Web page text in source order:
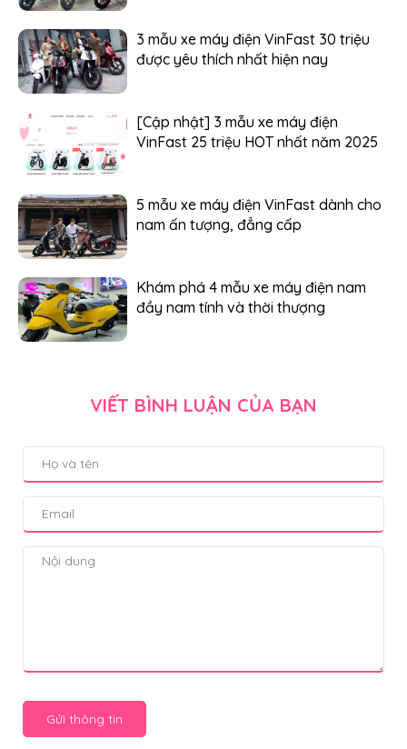
3 mẫu xe máy điện VinFast 30 triệu
được yêu thích nhất hiện nay
[Cập nhật] 3 mẫu xe máy điện
VinFast 25 triệu HOT nhất năm 2025
5 mẫu xe máy điện VinFast dành cho
nam ấn tượng, đẳng cấp
Khám phá 4 mẫu xe máy điện nam
đầy nam tính và thời thượng
VIẾT BÌNH LUẬN CỦA BẠN
Gửi thông tin